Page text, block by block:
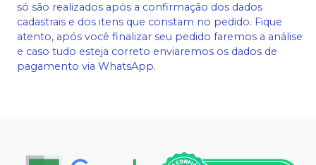
só são realizados após a confirmação dos dados
cadastrais e dos itens que constam no pedido. Fique
atento, após você finalizar seu pedido faremos a análise
e caso tudo esteja correto enviaremos os dados de
pagamento via WhatsApp.